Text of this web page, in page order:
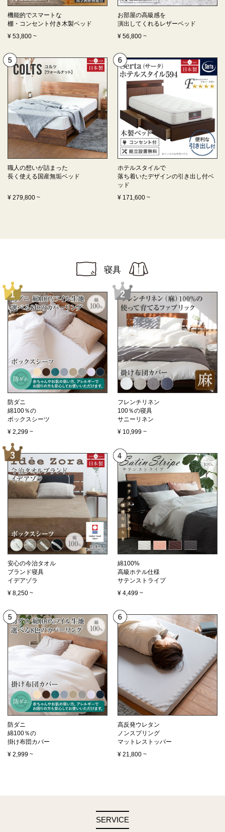
機能的でスマートな
棚・コンセント付き 木製ベッド
¥ 53,800 ~
お部屋の高級感を
演出してくれるレザーベッド
¥ 56,800 ~
職人の想いが詰まった
長く使える国産無垢ベッド
¥ 279,800 ~
ホテルスタイルで
落ち着いたデザインの引き出し付ベ
ッド
¥ 171,600 ~
寝具
防ダニ
綿100％の
ボックスシーツ
¥ 2,299 ~
フレンチリネン
100％の寝具
サニーリネン
¥ 10,999 ~
安心の今治タオル
ブランド寝具
イデアゾラ
¥ 8,250 ~
綿100%
高級ホテル仕様
サテンストライプ
¥ 4,499 ~
防ダニ
綿100％の
掛け布団カバー
¥ 2,999 ~
高反発ウレタン
ノンスプリング
マットレストッパー
¥ 21,800 ~
SERVICE